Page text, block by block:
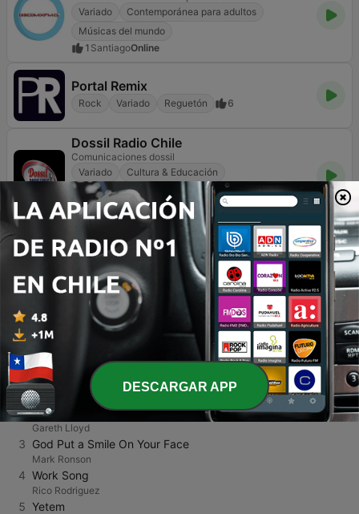
Variado
Contemporánea para adultos
Músicas del mundo
1 SantiagoOnline
Portal Remix
Rock Variado Reguetón 6
Dossil Radio Chile
Comunicaciones dossil
Variado
Cultura & Educación
Músicas del mundo
43 Santiago960 AM
4de 5
1
5 >
TOP CANCIONES
1 Blinding Lights
The Weeknd
2 Neon Nights
Gareth Lloyd
3 God Put a Smile On Your Face
Mark Ronson
4 Work Song
Rico Rodriguez
5 Yetem
DESCARGAR APP